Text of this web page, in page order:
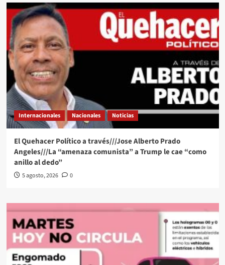
Internacionales Nacionales Noticias
El Quehacer Político a través///Jose Alberto Prado
Angeles///La “amenaza comunista” a Trump le cae “como
anillo al dedo”
5 agosto, 2026 0